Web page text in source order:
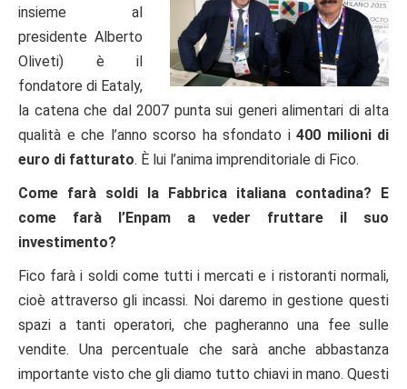
insieme al
presidente Alberto
Oliveti) è il
fondatore di Eataly,
la catena che dal 2007 punta sui generi alimentari di alta
qualità e che l’anno scorso ha sfondato i 400 milioni di
euro di fatturato. È lui l’anima imprenditoriale di Fico.
Come farà soldi la Fabbrica italiana contadina? E
come farà l’Enpam a veder fruttare il suo
investimento?
Fico farà i soldi come tutti i mercati e i ristoranti normali,
cioè attraverso gli incassi. Noi daremo in gestione questi
spazi a tanti operatori, che pagheranno una fee sulle
vendite. Una percentuale che sarà anche abbastanza
importante visto che gli diamo tutto chiavi in mano. Questi